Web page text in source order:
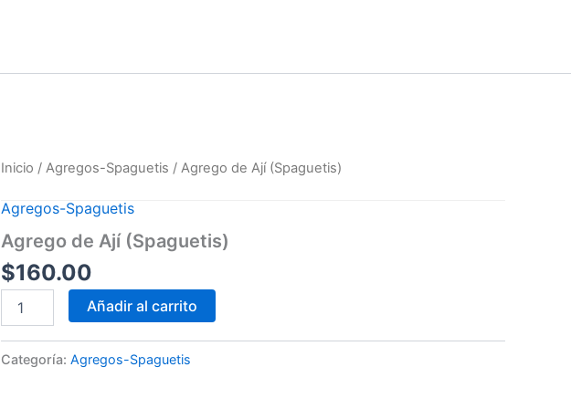
Inicio / Agregos-Spaguetis / Agrego de Ají (Spaguetis)
Agregos-Spaguetis
Agrego de Ají (Spaguetis)
$160.00
Agrego
Ají
(Spaguetis)
cantidad
Añadir al carrito
Categoría: Agregos-Spaguetis